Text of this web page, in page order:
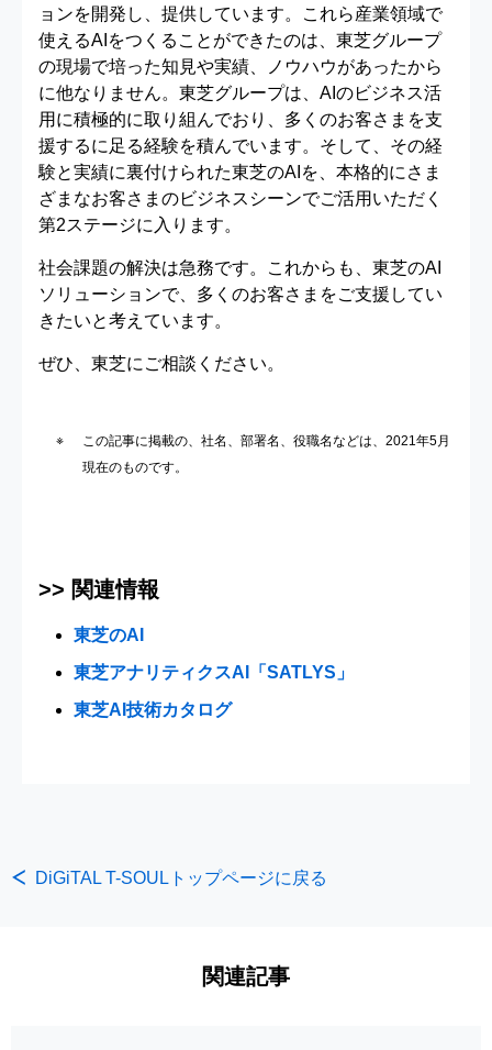
ョンを開発し、提供しています。これら産業領域で
使えるAIをつくることができたのは、東芝グループ
の現場で培った知見や実績、ノウハウがあったから
に他なりません。東芝グループは、AIのビジネス活
用に積極的に取り組んでおり、多くのお客さまを支
援するに足る経験を積んでいます。そして、その経
験と実績に裏付けられた東芝のAIを、本格的にさま
ざまなお客さまのビジネスシーンでご活用いただく
第2ステージに入ります。
社会課題の解決は急務です。これからも、東芝のAI
ソリューションで、多くのお客さまをご支援してい
きたいと考えています。
ぜひ、東芝にご相談ください。
この記事に掲載の、社名、部署名、役職名などは、2021年5月
現在のものです。
>> 関連情報
東芝のAI
東芝アナリティクスAI「SATLYS」
東芝AI技術カタログ
DiGiTAL T-SOULトップページに戻る
関連記事